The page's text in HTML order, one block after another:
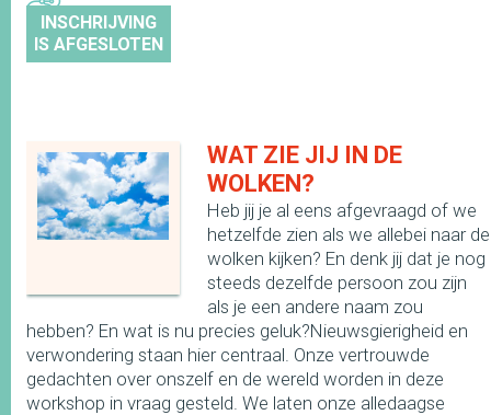
INSCHRIJVING
IS AFGESLOTEN
WAT ZIE JIJ IN DE
WOLKEN?
Heb jij je al eens afgevraagd of we
hetzelfde zien als we allebei naar de
wolken kijken? En denk jij dat je nog
steeds dezelfde persoon zou zijn
als je een andere naam zou
hebben? En wat is nu precies geluk?Nieuwsgierigheid en
verwondering staan hier centraal. Onze vertrouwde
gedachten over onszelf en de wereld worden in deze
workshop in vraag gesteld. We laten onze alledaagse